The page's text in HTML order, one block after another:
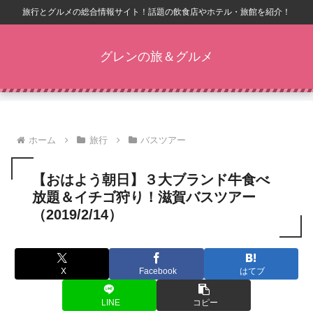
旅行とグルメの総合情報サイト！話題の飲食店やホテル・旅館を紹介！
グレンの旅＆グルメ
ホーム 旅行 バスツアー
【おはよう朝日】３大ブランド牛食べ
放題＆イチゴ狩り！滋賀バスツアー
（2019/2/14）
X Facebook はてブ
LINE コピー